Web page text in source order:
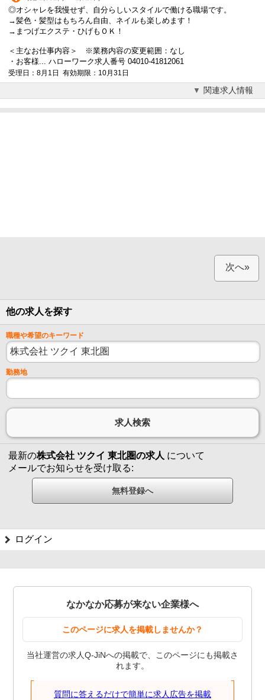
◎オシャレを我慢せず、自分らしいスタイルで働ける職場です。
→髪色・髪型はもちろん自由、ネイルも楽しめます！
→まつげエクステ・ひげもＯＫ！
＜主なお仕事内容＞ ※業務内容の変更範囲：なし
・お客様... ハローワーク求人番号 04010-41812061
受理日：8月1日 有効期限：10月31日
関連求人情報
次へ»
他の求人を探す
職種や希望のキーワード
勤務地
最新の株式会社 ツクイ 東北圏の求人 について
メールでお知らせを受け取る:
ログイン
なかなか応募が来ない企業様へ
このページに求人を掲載しませんか？
当社運営の求人Q-JiNへの掲載で、このページにも掲載さ
れます。
質問に答えるだけで簡単に求人広告を掲載